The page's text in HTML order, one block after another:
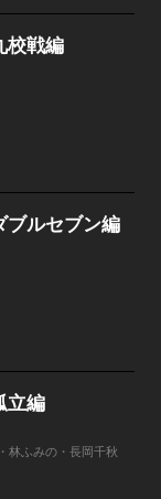
校戦編
ブルセブン編
立編
林ふみの・長岡千秋